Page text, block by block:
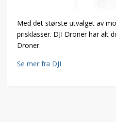
Med det største utvalget av
prisklasser. DJI Droner har alt
Droner.
Se mer fra DJI